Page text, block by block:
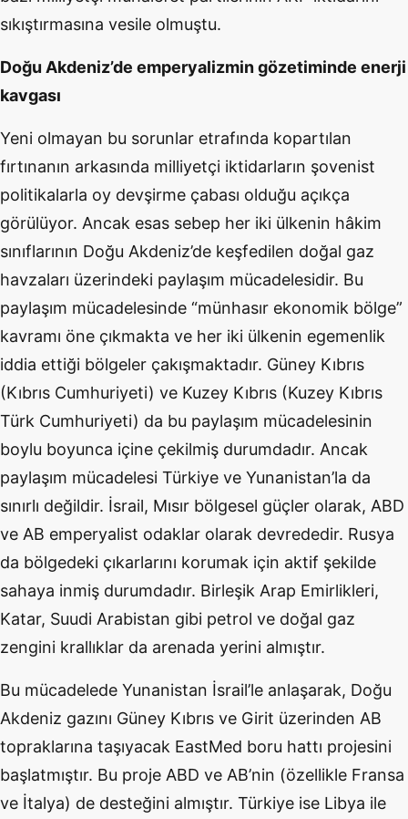
sıkıştırmasına vesile olmuştu.
Doğu Akdeniz’de emperyalizmin gözetiminde enerji
kavgası
Yeni olmayan bu sorunlar etrafında kopartılan
fırtınanın arkasında milliyetçi iktidarların şovenist
politikalarla oy devşirme çabası olduğu açıkça
görülüyor. Ancak esas sebep her iki ülkenin hâkim
sınıflarının Doğu Akdeniz’de keşfedilen doğal gaz
havzaları üzerindeki paylaşım mücadelesidir. Bu
paylaşım mücadelesinde “münhasır ekonomik bölge”
kavramı öne çıkmakta ve her iki ülkenin egemenlik
iddia ettiği bölgeler çakışmaktadır. Güney Kıbrıs
(Kıbrıs Cumhuriyeti) ve Kuzey Kıbrıs (Kuzey Kıbrıs
Türk Cumhuriyeti) da bu paylaşım mücadelesinin
boylu boyunca içine çekilmiş durumdadır. Ancak
paylaşım mücadelesi Türkiye ve Yunanistan’la da
sınırlı değildir. İsrail, Mısır bölgesel güçler olarak, ABD
ve AB emperyalist odaklar olarak devrededir. Rusya
da bölgedeki çıkarlarını korumak için aktif şekilde
sahaya inmiş durumdadır. Birleşik Arap Emirlikleri,
Katar, Suudi Arabistan gibi petrol ve doğal gaz
zengini krallıklar da arenada yerini almıştır.
Bu mücadelede Yunanistan İsrail’le anlaşarak, Doğu
Akdeniz gazını Güney Kıbrıs ve Girit üzerinden AB
topraklarına taşıyacak EastMed boru hattı projesini
başlatmıştır. Bu proje ABD ve AB’nin (özellikle Fransa
ve İtalya) de desteğini almıştır. Türkiye ise Libya ile